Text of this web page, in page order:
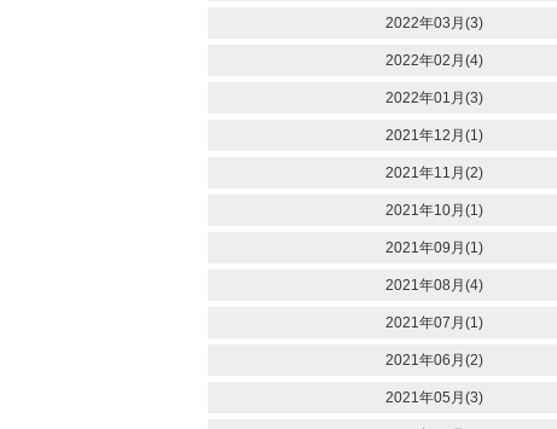
2022年03月(3)
2022年02月(4)
2022年01月(3)
2021年12月(1)
2021年11月(2)
2021年10月(1)
2021年09月(1)
2021年08月(4)
2021年07月(1)
2021年06月(2)
2021年05月(3)